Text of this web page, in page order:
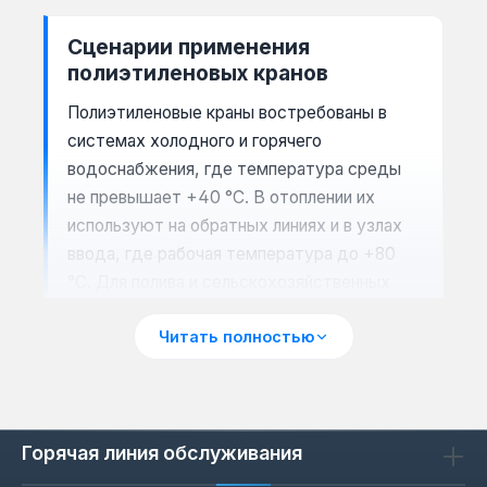
Сценарии применения
полиэтиленовых кранов
Полиэтиленовые краны востребованы в
системах холодного и горячего
водоснабжения, где температура среды
не превышает +40 °C. В отоплении их
используют на обратных линиях и в узлах
ввода, где рабочая температура до +80
устойчивости к ультрафиолету и
агрессивной почвой — полиэтилен не
ржавеет и не зарастает отложениями.
Читать полностью
Горячая линия обслуживания